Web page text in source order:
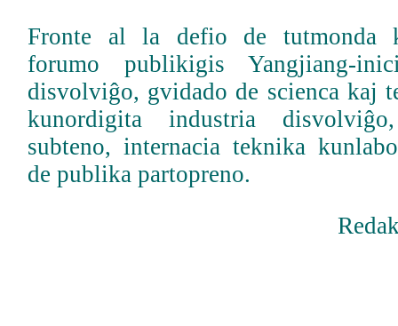
Fronte al la defio de tutmonda
forumo publikigis Yangjiang-
disvolviĝo, gvidado de scienca kaj
kunordigita industria
subteno, internacia teknika
de publika partopreno.